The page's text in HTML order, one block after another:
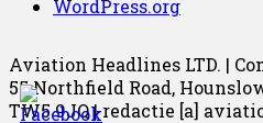
WordPress.org
Aviation Headlines LTD. |
55 Northfield Road,
TW5 9JQ | redactie [a]